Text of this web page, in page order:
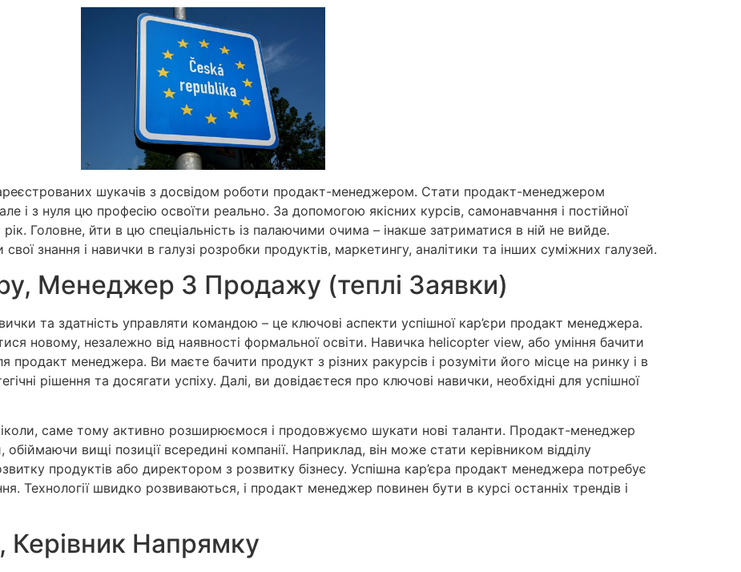
шукачів з досвідом роботи продакт-менеджером. Стати продакт-менеджером
і з нуля цю професію освоїти реально. За допомогою якісних курсів, самонавчання і постійної
Головне, йти в цю спеціальність із палаючими очима – інакше затриматися в ній не вийде.
знання і навички в галузі розробки продуктів, маркетингу, аналітики та інших суміжних галузей.
Менеджер З Продажу (теплі Заявки)
та здатність управляти командою – це ключові аспекти успішної кар’єри продакт менеджера.
новому, незалежно від наявності формальної освіти. Навичка helicopter view, або уміння бачити
менеджера. Ви маєте бачити продукт з різних ракурсів і розуміти його місце на ринку і в
рішення та досягати успіху. Далі, ви довідаєтеся про ключові навички, необхідні для успішної
саме тому активно розширюємося і продовжуємо шукати нові таланти. Продакт-менеджер
вищі позиції всередині компанії. Наприклад, він може стати керівником відділу
продуктів або директором з розвитку бізнесу. Успішна кар’єра продакт менеджера потребує
Технології швидко розвиваються, і продакт менеджер повинен бути в курсі останніх трендів і
Напрямку